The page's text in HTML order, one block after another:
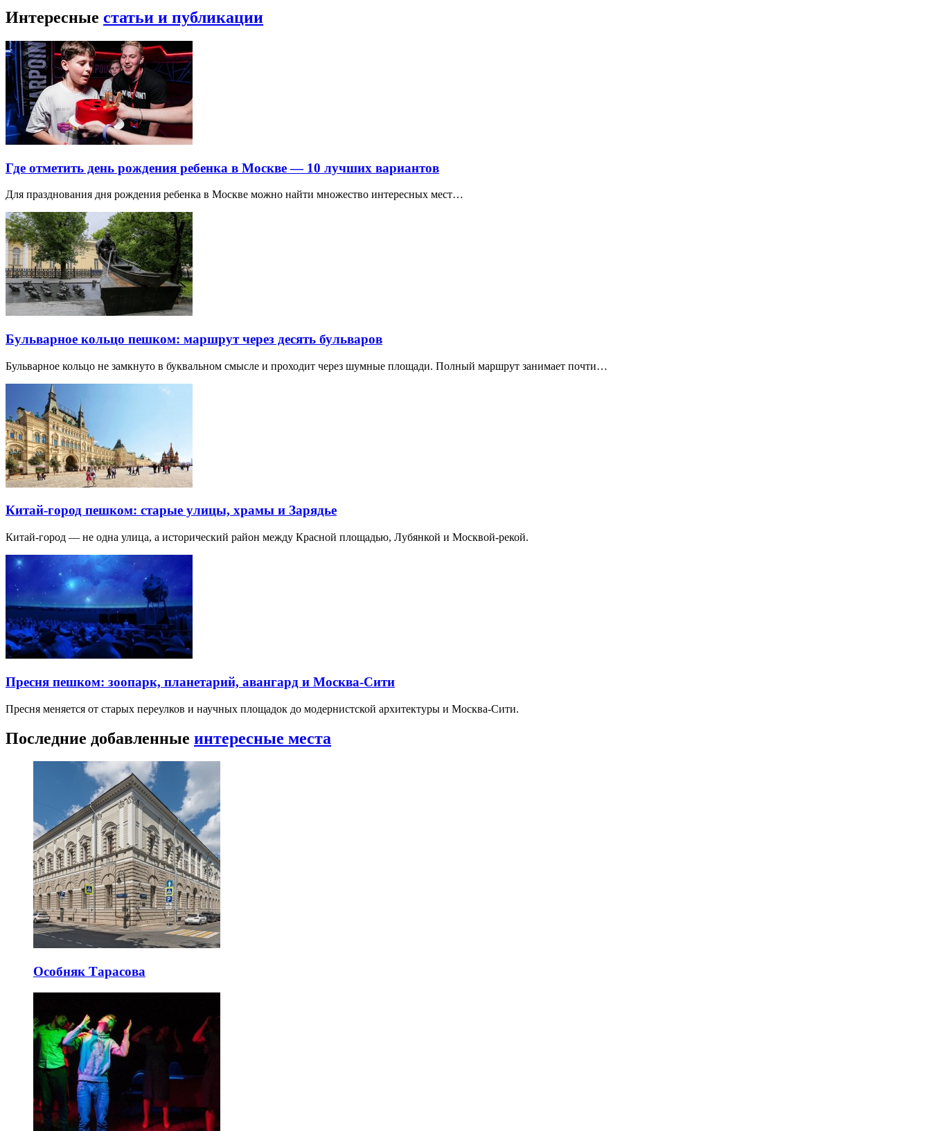
Интересные статьи и публикации
Где отметить день рождения ребенка в Москве — 10 лучших вариантов
Для празднования дня рождения ребенка в Москве можно найти множество интересных мест…
Бульварное кольцо пешком: маршрут через десять бульваров
Бульварное кольцо не замкнуто в буквальном смысле и проходит через шумные площади. Полный маршрут занимает почти…
Китай-город пешком: старые улицы, храмы и Зарядье
Китай-город — не одна улица, а исторический район между Красной площадью, Лубянкой и Москвой-рекой.
Пресня пешком: зоопарк, планетарий, авангард и Москва-Сити
Пресня меняется от старых переулков и научных площадок до модернистской архитектуры и Москва-Сити.
Последние добавленные интересные места
Особняк Тарасова